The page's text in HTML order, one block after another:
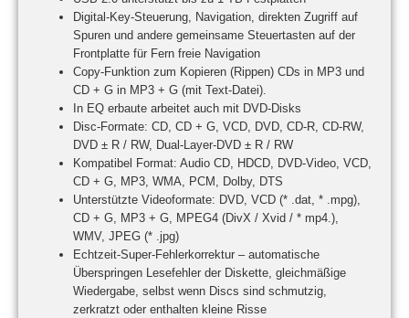
Digital-Key-Steuerung, Navigation, direkten Zugriff auf
Spuren und andere gemeinsame Steuertasten auf der
Frontplatte für Fern freie Navigation
Copy-Funktion zum Kopieren (Rippen) CDs in MP3 und
CD + G in MP3 + G (mit Text-Datei).
In EQ erbaute arbeitet auch mit DVD-Disks
Disc-Formate: CD, CD + G, VCD, DVD, CD-R, CD-RW,
DVD ± R / RW, Dual-Layer-DVD ± R / RW
Kompatibel Format: Audio CD, HDCD, DVD-Video, VCD,
CD + G, MP3, WMA, PCM, Dolby, DTS
Unterstützte Videoformate: DVD, VCD (* .dat, * .mpg),
CD + G, MP3 + G, MPEG4 (DivX / Xvid / * mp4.),
WMV, JPEG (* .jpg)
Echtzeit-Super-Fehlerkorrektur – automatische
Überspringen Lesefehler der Diskette, gleichmäßige
Wiedergabe, selbst wenn Discs sind schmutzig,
zerkratzt oder enthalten kleine Risse